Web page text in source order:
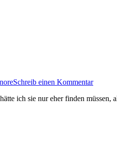
Schreib einen Kommentar
ich sie nur eher finden müssen,